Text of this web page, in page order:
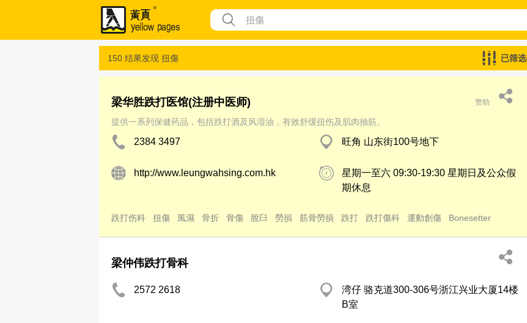
150 结果发现 扭傷 已筛选
梁华胜跌打医馆(注册中医师) 赞助
提供一系列保健药品，包括跌打酒及风湿油，有效舒缓扭伤及肌肉抽筋。
2384 3497 旺角 山东街100号地下
http://www.leungwahsing.com.hk
星期一至六 09:30-19:30 星期日及公众假
期休息
跌打伤科 扭傷 風濕 骨折 骨傷 脫臼 勞損 筋骨勞損 跌打 跌打傷科 運動創傷 Bonesetter
梁仲伟跌打骨科
2572 2618
湾仔 骆克道300-306号浙江兴业大厦14楼
B室